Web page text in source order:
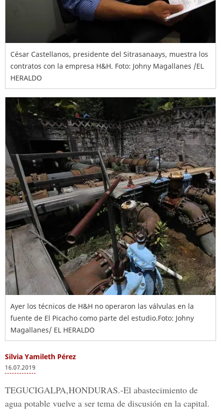
César Castellanos, presidente del Sitrasanaays, muestra los
contratos con la empresa H&H. Foto: Johny Magallanes /EL
HERALDO
Ayer los técnicos de H&H no operaron las válvulas en la
fuente de El Picacho como parte del estudio.Foto: Johny
Magallanes/ EL HERALDO
Silvia Yamileth Pérez
16.07.2019
TEGUCIGALPA,HONDURAS.-El abastecimiento de
agua potable vuelve a ser tema de discusión en la capital.